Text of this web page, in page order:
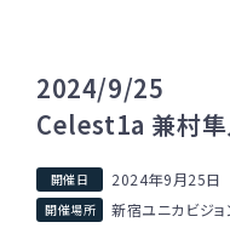
2024/9/25
Celest1a 兼村
2024年9月25日
新宿ユニカビジョ